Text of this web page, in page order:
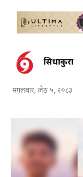
सिधाकुरा
मंगलबार, जेठ ५, २०८३